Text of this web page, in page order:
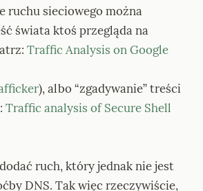
ruchu sieciowego można
świata ktoś przegląda na
Traffic Analysis on Google
), albo “zgadywanie” treści
Traffic analysis of Secure Shell
ruch, który jednak nie jest
DNS. Tak więc rzeczywiście,